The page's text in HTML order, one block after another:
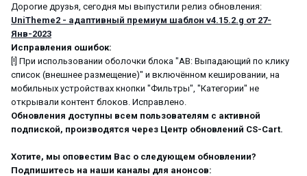
Дорогие друзья, сегодня мы выпустили релиз обновления:
UniTheme2 - адаптивный премиум шаблон v4.15.2.g от 27-
Янв-2023
Исправления ошибок:
[!] При использовании оболочки блока "АВ: Выпадающий по клику
список (внешнее размещение)" и включённом кешировании, на
мобильных устройствах кнопки "Фильтры", "Категории" не
открывали контент блоков. Исправлено.
Обновления доступны всем пользователям с активной
подпиской, производятся через Центр обновлений CS-Cart.
Хотите, мы оповестим Вас о следующем обновлении?
Подпишитесь на наши каналы для анонсов: